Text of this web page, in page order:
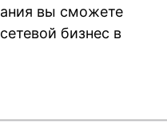
вы сможете
бизнес в